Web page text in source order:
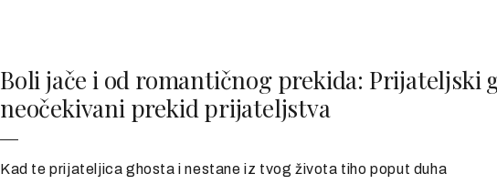
Boli jače i od romantičnog prekida: Prijateljski
neočekivani prekid prijateljstva
Kad te prijateljica ghosta i nestane iz tvog života tiho poput duha